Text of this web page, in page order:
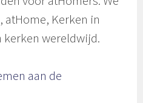
atHome, Kerken in
wereldwijd.
aan de